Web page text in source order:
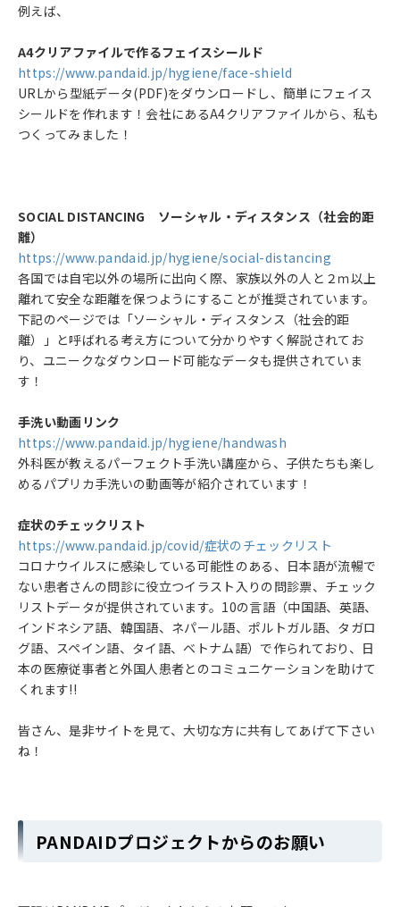
例えば、
A4クリアファイルで作るフェイスシールド
https://www.pandaid.jp/hygiene/face-shield
URLから型紙データ(PDF)をダウンロードし、簡単にフェイス
シールドを作れます！会社にあるA4クリアファイルから、私も
つくってみました！
SOCIAL DISTANCING ソーシャル・ディスタンス（社会的距
離）
https://www.pandaid.jp/hygiene/social-distancing
各国では自宅以外の場所に出向く際、家族以外の人と２ｍ以上
離れて安全な距離を保つようにすることが推奨されています。
下記のページでは「ソーシャル・ディスタンス（社会的距
離）」と呼ばれる考え方について分かりやすく解説されてお
り、ユニークなダウンロード可能なデータも提供されていま
す！
手洗い動画リンク
https://www.pandaid.jp/hygiene/handwash
外科医が教えるパーフェクト手洗い講座から、子供たちも楽し
めるパプリカ手洗いの動画等が紹介されています！
症状のチェックリスト
https://www.pandaid.jp/covid/症状のチェックリスト
コロナウイルスに感染している可能性のある、日本語が流暢で
ない患者さんの問診に役立つイラスト入りの問診票、チェック
リストデータが提供されています。10の言語（中国語、英語、
インドネシア語、韓国語、ネパール語、ポルトガル語、タガロ
グ語、スペイン語、タイ語、ベトナム語）で作られており、日
本の医療従事者と外国人患者とのコミュニケーションを助けて
くれます!!
皆さん、是非サイトを見て、大切な方に共有してあげて下さい
ね！
PANDAIDプロジェクトからのお願い